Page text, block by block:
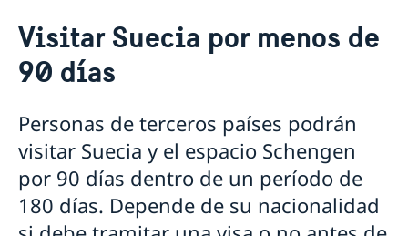
Vivir con alguien en Suecia
Trabajar y vivir en Suecia
Visitar Suecia por menos de 90 días
Visitar Suecia por más de 90 días
Estudiar en Suecia
Visitar Suecia por menos de
90 días
Personas de terceros países podrán
visitar Suecia y el espacio Schengen
por 90 días dentro de un período de
180 días. Depende de su nacionalidad